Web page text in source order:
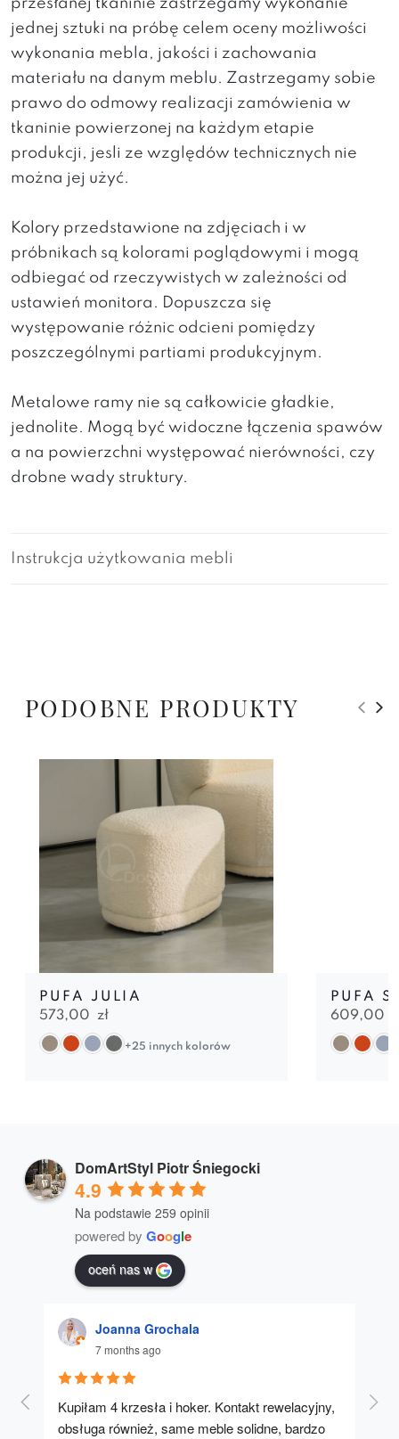
przesłanej tkaninie zastrzegamy wykonanie
jednej sztuki na próbę celem oceny możliwości
wykonania mebla, jakości i zachowania
materiału na danym meblu. Zastrzegamy sobie
prawo do odmowy realizacji zamówienia w
tkaninie powierzonej na każdym etapie
produkcji, jesli ze względów technicznych nie
można jej użyć.
Kolory przedstawione na zdjęciach i w
próbnikach są kolorami poglądowymi i mogą
odbiegać od rzeczywistych w zależności od
ustawień monitora. Dopuszcza się
występowanie różnic odcieni pomiędzy
poszczególnymi partiami produkcyjnym.
Metalowe ramy nie są całkowicie gładkie,
jednolite. Mogą być widoczne łączenia spawów
a na powierzchni występować nierówności, czy
drobne wady struktury.
Instrukcja użytkowania mebli
PODOBNE PRODUKTY
PUFA JULIA
573,00 zł
+25 innych kolorów
PUFA
609,00
DomArtStyl Piotr Śniegocki
4.9
Na podstawie 259 opinii
powered by Google
oceń nas w
Joanna Grochala
7 months ago
Kupiłam 4 krzesła i hoker. Kontakt rewelacyjny,
obsługa również, same meble solidne, bardzo
A